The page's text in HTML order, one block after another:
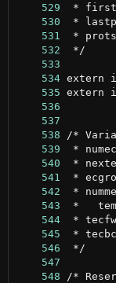
    529
    530
    531
    532
    533
    534
    535
    536
    537
    538
    539
    540
    541
    542
    543
    544
    545
    546
    547
    548